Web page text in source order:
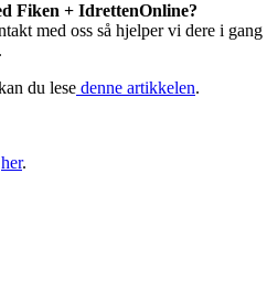
Fiken + IdrettenOnline?
med oss så hjelper vi dere i gang
du lese denne artikkelen.
her.